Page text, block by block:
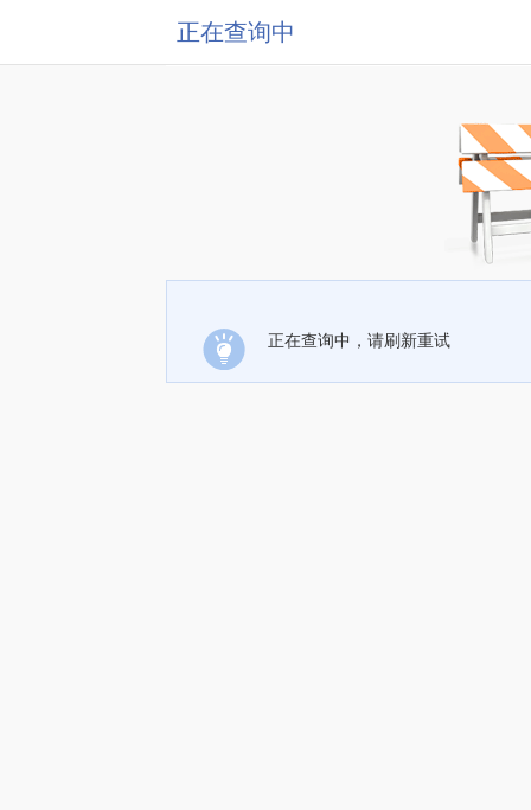
正在查询中
正在查询中，请刷新重试